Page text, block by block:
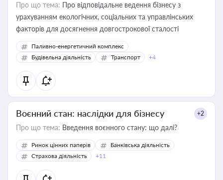
Про що тема: Про відповідальне ведення бізнесу з
урахуванням екологічних, соціальних та управлінських
факторів для досягнення довгострокової сталості
Паливно-енергетичний комплекс
Будівельна діяльність
Транспорт +4
Воєнний стан: наслідки для бізнесу +2
Про що тема: Введення воєнного стану: що далі?
Ринок цінних паперів
Банківська діяльність
Страхова діяльність
+11